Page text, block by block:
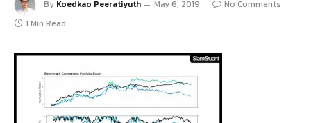
By Koedkao Peeratiyuth May 6, 2019
No Comments
1 Min Read